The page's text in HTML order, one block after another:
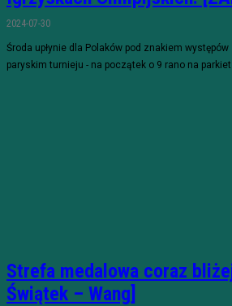
2024-07-30
Środa upłynie dla Polaków pod znakiem
paryskim turnieju - na początek o 9 rano na parkiet
Strefa medalowa coraz
Świątek – Wang]